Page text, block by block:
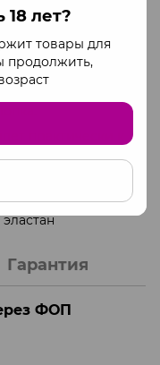
лет?
товары для
продолжить,
практически к
всех
Гарантия
ФОП